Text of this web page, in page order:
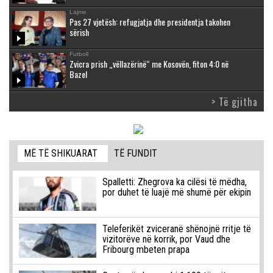
Lajme
Pas 27 vjetësh: refugjatja dhe presidentja takohen
sërish
Futboll
Zvicra prish „vëllazërinë“ me Kosovën, fiton 4:0 në
Bazel
> Të gjitha
MË TË SHIKUARAT TË FUNDIT
Spalletti: Zhegrova ka cilësi të mëdha,
por duhet të luajë më shumë për ekipin
Teleferikët zviceranë shënojnë rritje të
vizitorëve në korrik, por Vaud dhe
Fribourg mbeten prapa